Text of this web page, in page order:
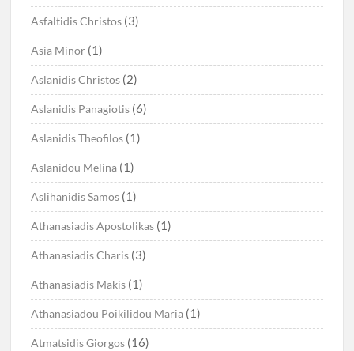
Asfaltidis Christos (3)
Asia Minor (1)
Aslanidis Christos (2)
Aslanidis Panagiotis (6)
Aslanidis Theofilos (1)
Aslanidou Melina (1)
Aslihanidis Samos (1)
Athanasiadis Apostolikas (1)
Athanasiadis Charis (3)
Athanasiadis Makis (1)
Athanasiadou Poikilidou Maria (1)
Atmatsidis Giorgos (16)